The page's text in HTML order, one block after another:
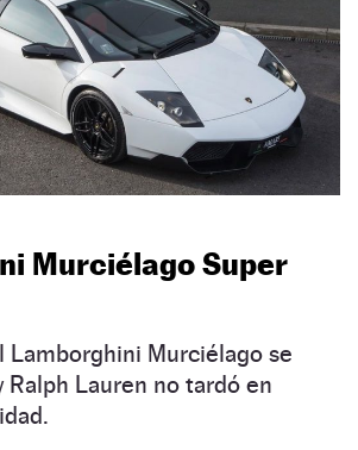
Murciélago Super
Lamborghini Murciélago se
Ralph Lauren no tardó en